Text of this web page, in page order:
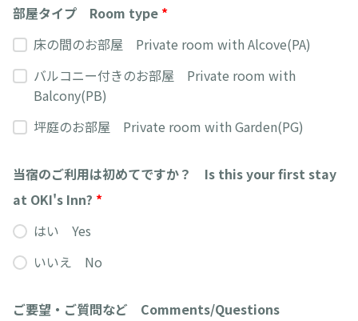
部屋タイプ Room type *
床の間のお部屋 Private room with Alcove(PA)
バルコニー付きのお部屋 Private room with
Balcony(PB)
坪庭のお部屋 Private room with Garden(PG)
当宿のご利用は初めてですか？ Is this your first stay
at OKI's Inn? *
はい Yes
いいえ No
ご要望・ご質問など Comments/Questions